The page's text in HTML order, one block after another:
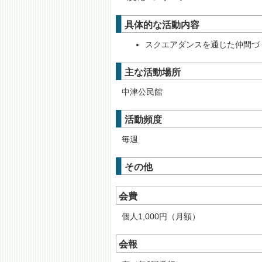
具体的な活動内容
スクエアダンスを通じた仲間づ
主な活動場所
中津公民館
活動頻度
毎週
その他
会費
個人1,000円（月額）
会報